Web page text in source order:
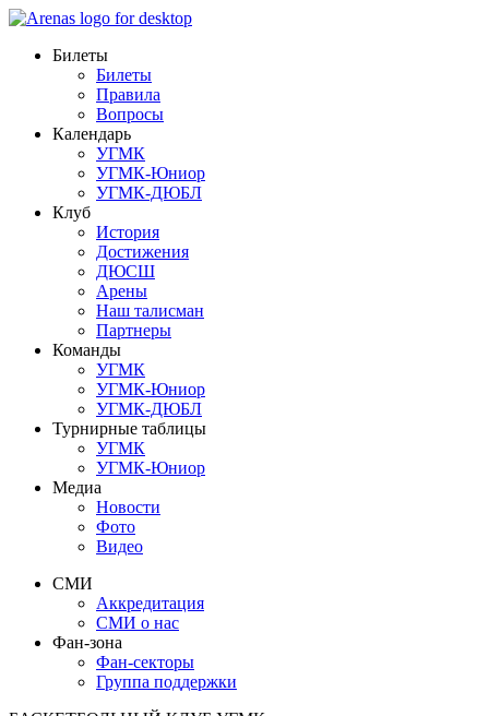
Билеты
Билеты
Правила
Вопросы
Календарь
УГМК
УГМК-Юниор
УГМК-ДЮБЛ
Клуб
История
Достижения
ДЮСШ
Арены
Наш талисман
Партнеры
Команды
УГМК
УГМК-Юниор
УГМК-ДЮБЛ
Турнирные таблицы
УГМК
УГМК-Юниор
Медиа
Новости
Фото
Видео
СМИ
Аккредитация
СМИ о нас
Фан-зона
Фан-секторы
Группа поддержки